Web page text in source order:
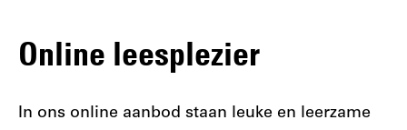
Online leesplezier
In ons online aanbod staan leuke en leerzame